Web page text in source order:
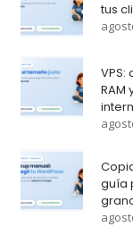
tus
RAM
guía